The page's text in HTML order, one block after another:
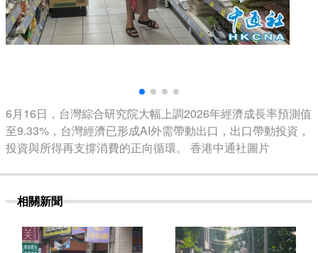
6月16日，台灣綜合研究院大幅上調2026年經濟成長率預測值
至9.33%，台灣經濟已形成AI外需帶動出口，出口帶動投資，
投資與所得再支撐消費的正向循環。 香港中通社圖片
相關新聞